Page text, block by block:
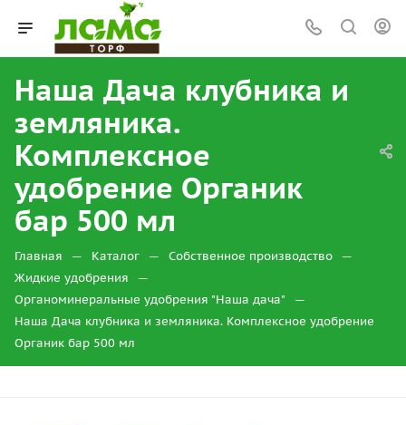
Наша Дача клубника и
земляника.
Комплексное
удобрение Органик
бар 500 мл
Главная — Каталог — Собственное производство —
Жидкие удобрения —
Органоминеральные удобрения "Наша дача" —
Наша Дача клубника и земляника. Комплексное удобрение
Органик бар 500 мл